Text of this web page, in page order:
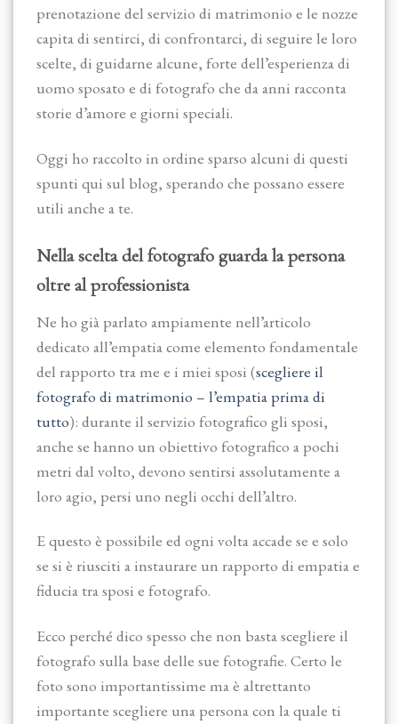
prenotazione del servizio di matrimonio e le nozze
capita di sentirci, di confrontarci, di seguire le loro
scelte, di guidarne alcune, forte dell’esperienza di
uomo sposato e di fotografo che da anni racconta
storie d’amore e giorni speciali.
Oggi ho raccolto in ordine sparso alcuni di questi
spunti qui sul blog, sperando che possano essere
utili anche a te.
Nella scelta del fotografo guarda la persona
oltre al professionista
Ne ho già parlato ampiamente nell’articolo
dedicato all’empatia come elemento fondamentale
del rapporto tra me e i miei sposi (scegliere il
fotografo di matrimonio – l’empatia prima di
tutto): durante il servizio fotografico gli sposi,
anche se hanno un obiettivo fotografico a pochi
metri dal volto, devono sentirsi assolutamente a
loro agio, persi uno negli occhi dell’altro.
E questo è possibile ed ogni volta accade se e solo
se si è riusciti a instaurare un rapporto di empatia e
fiducia tra sposi e fotografo.
Ecco perché dico spesso che non basta scegliere il
fotografo sulla base delle sue fotografie. Certo le
foto sono importantissime ma è altrettanto
importante scegliere una persona con la quale ti